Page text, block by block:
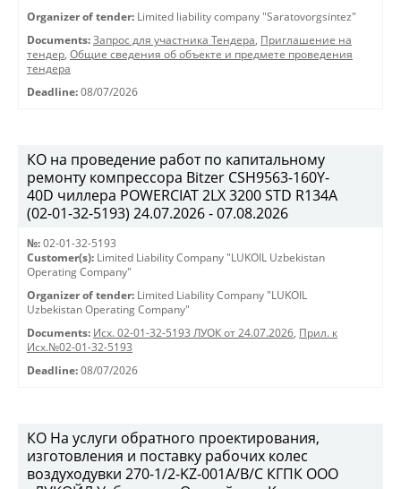
Organizer of tender: Limited liability company "Saratovorgsintez"
Documents: Запрос для участника Тендера, Приглашение на
тендер, Общие сведения об объекте и предмете проведения
тендера
Deadline: 08/07/2026
КО на проведение работ по капитальному
ремонту компрессора Bitzer CSH9563-160Y-
40D чиллера POWERCIAT 2LX 3200 STD R134A
(02-01-32-5193) 24.07.2026 - 07.08.2026
№: 02-01-32-5193
Customer(s): Limited Liability Company "LUKOIL Uzbekistan
Operating Company"
Organizer of tender: Limited Liability Company "LUKOIL
Uzbekistan Operating Company"
Documents: Исх. 02-01-32-5193 ЛУОК от 24.07.2026, Прил. к
Исх.№02-01-32-5193
Deadline: 08/07/2026
КО На услуги обратного проектирования,
изготовления и поставку рабочих колес
воздуходувки 270-1/2-KZ-001A/B/C КГПК OOO